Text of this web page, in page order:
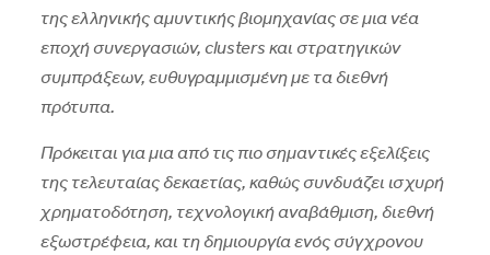
της ελληνικής αμυντικής βιομηχανίας σε μια νέα
εποχή συνεργασιών, clusters και στρατηγικών
συμπράξεων, ευθυγραμμισμένη με τα διεθνή
πρότυπα.
Πρόκειται για μια από τις πιο σημαντικές εξελίξεις
της τελευταίας δεκαετίας, καθώς συνδυάζει ισχυρή
χρηματοδότηση, τεχνολογική αναβάθμιση, διεθνή
εξωστρέφεια, και τη δημιουργία ενός σύγχρονου